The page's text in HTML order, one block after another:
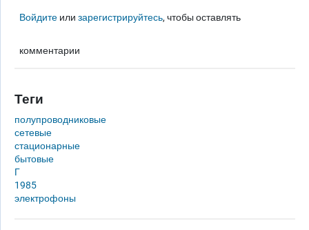
Войдите илизарегистрируйтесь, чтобы оставлять
комментарии
Теги
полупроводниковые
сетевые
стационарные
бытовые
Г
1985
электрофоны